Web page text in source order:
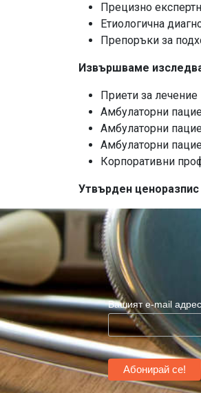
Прецизно
Етиологична
Препоръки за
Извършваме
Приети за
Амбулаторни
Амбулаторни
Амбулаторни
Корпоративни
Утвърден
Вашият e-mail адрес